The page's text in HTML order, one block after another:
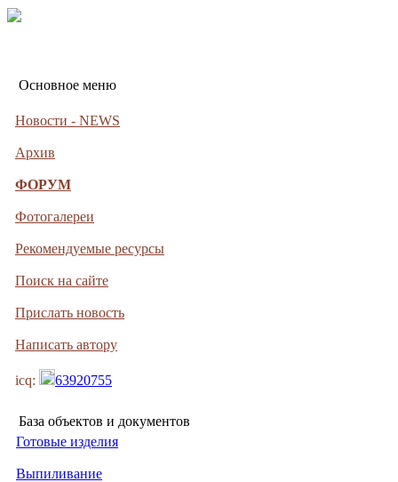
Основное меню
Новости - NEWS
Архив
ФОРУМ
Фотогалереи
Рекомендуемые ресурсы
Поиск на сайте
Прислать новость
Написать автору
icq: 63920755
База объектов и документов
Готовые изделия
Выпиливание